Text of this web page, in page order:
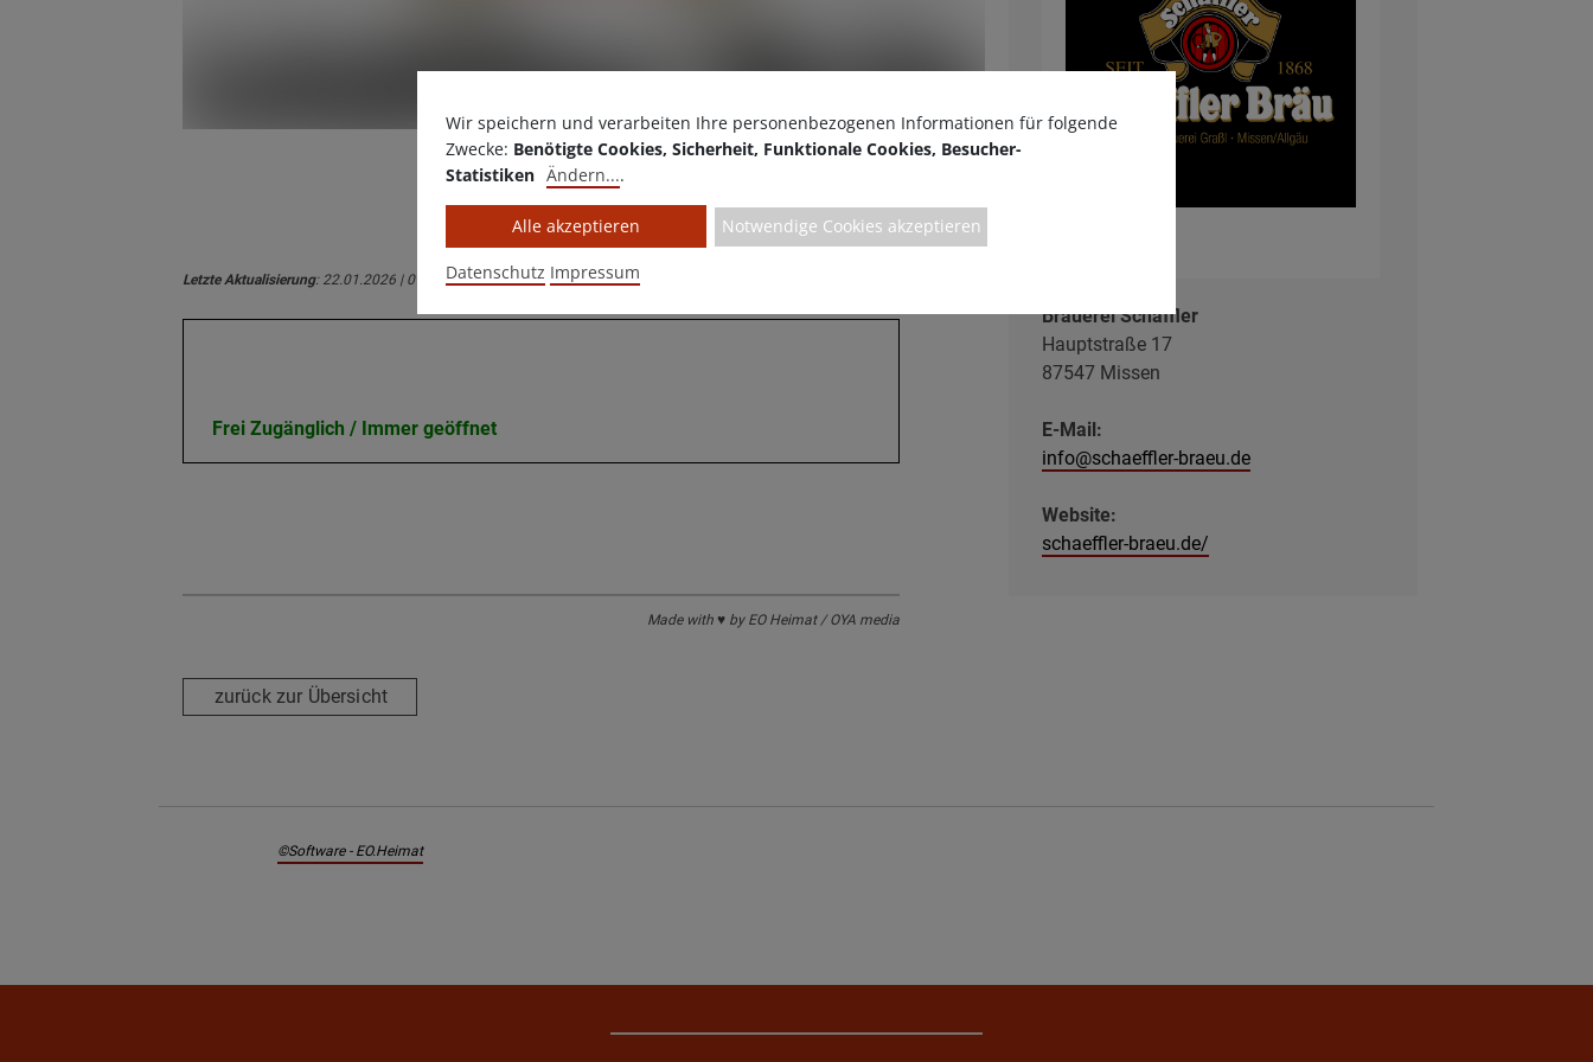
Letzte Aktualisierung: 22.01.2026 | 09:48 Uhr
Frei Zugänglich / Immer geöffnet
Made with ♥ by EO Heimat / OYA media
zurück zur Übersicht
Brauerei Schäffler
Hauptstraße 17
87547 Missen
E-Mail:
info@schaeffler-braeu.de
Website:
schaeffler-braeu.de/
©Software - EO.Heimat
Wir speichern und verarbeiten Ihre personenbezogenen Informationen für folgende
Zwecke: Benötigte Cookies, Sicherheit, Funktionale Cookies, Besucher-
Statistiken Ändern....
Alle akzeptieren Notwendige Cookies akzeptieren
Datenschutz Impressum